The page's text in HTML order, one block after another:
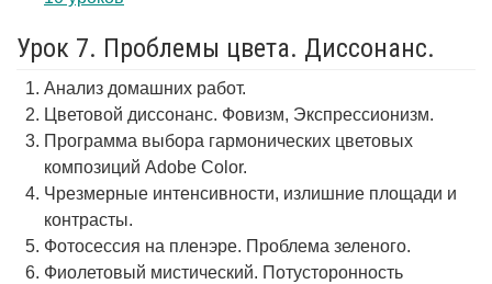
Урок 7. Проблемы цвета. Диссонанс.
Анализ домашних работ.
Цветовой диссонанс. Фовизм, Экспрессионизм.
Программа выбора гармонических цветовых
композиций Adobe Color.
Чрезмерные интенсивности, излишние площади и
контрасты.
Фотосессия на пленэре. Проблема зеленого.
Фиолетовый мистический. Потусторонность